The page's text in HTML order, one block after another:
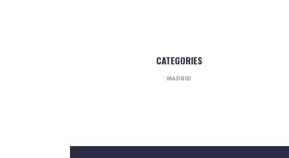
CATEGORIES
MADRID